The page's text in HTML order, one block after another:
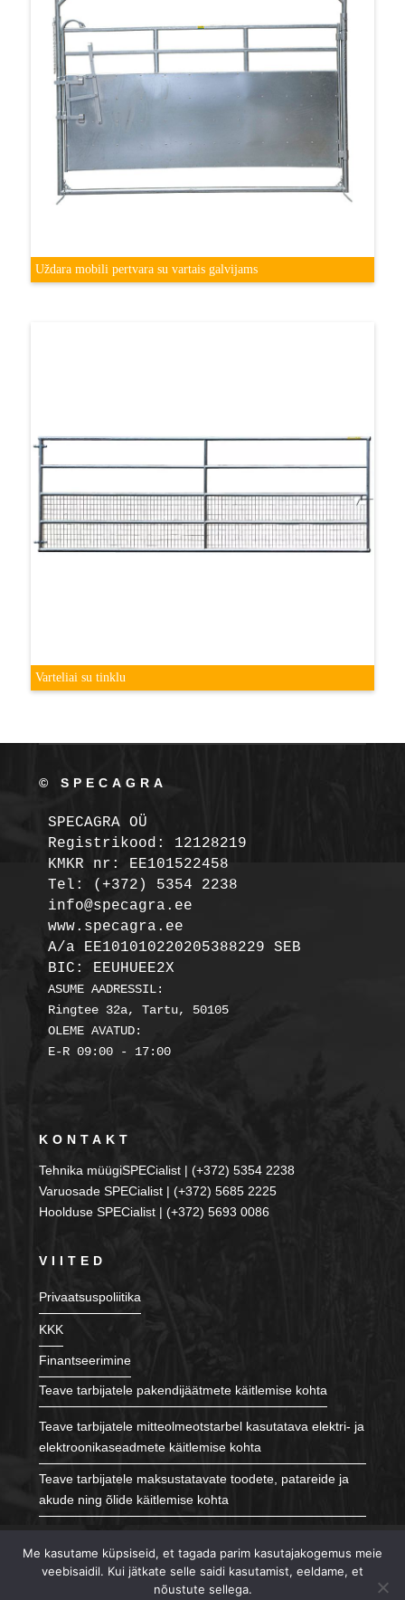
Uždara mobili pertvara su vartais galvijams
Varteliai su tinklu
© SPECAGRA
SPECAGRA OÜ
Registrikood: 12128219
KMKR nr: EE101522458
Tel: (+372) 5354 2238
info@specagra.ee
A/a EE101010220205388229 SEB
BIC: EEUHUEE2X
ASUME AADRESSIL:
Ringtee 32a, Tartu, 50105
OLEME AVATUD:
E-R 09:00 - 17:00
KONTAKT
Tehnika müügiSPECialist | (+372) 5354 2238
Varuosade SPECialist | (+372) 5685 2225
Hoolduse SPECialist | (+372) 5693 0086
VIITED
Privaatsuspoliitika
KKK
Finantseerimine
Teave tarbijatele pakendijäätmete käitlemise kohta
Teave tarbijatele mitteolmeotstarbel kasutatava elektri- ja
elektroonikaseadmete käitlemise kohta
Teave tarbijatele maksustatavate toodete, patareide ja
akude ning õlide käitlemise kohta
JÄLGI MEID
Me kasutame küpsiseid, et tagada parim kasutajakogemus meie
veebisaidil. Kui jätkate selle saidi kasutamist, eeldame, et
nõustute sellega.